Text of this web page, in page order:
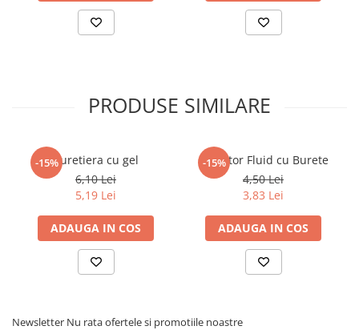
PRODUSE SIMILARE
-15%Buretiera cu gel
6,10 Lei
5,19 Lei
ADAUGA IN COS
-15%
Corector Fluid cu Burete
4,50 Lei
3,83 Lei
ADAUGA IN COS
Newsletter Nu rata ofertele si promotiile noastre